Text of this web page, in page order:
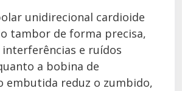
unidirecional cardioide
tambor de forma precisa,
e ruídos
a bobina de
embutida reduz o zumbido,